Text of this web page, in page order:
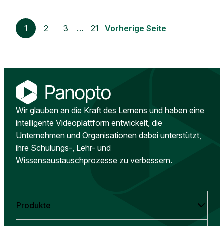
1 2 3 … 21 Vorherige Seite
Wir glauben an die Kraft des Lernens und haben eine
intelligente Videoplattform entwickelt, die
Unternehmen und Organisationen dabei unterstützt,
ihre Schulungs-, Lehr- und
Wissensaustauschprozesse zu verbessern.
Produkte